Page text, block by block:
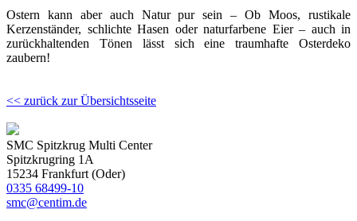
Ostern kann aber auch Natur pur sein – Ob Moos, rustikale
Kerzenständer, schlichte Hasen oder naturfarbene Eier – auch in
zurückhaltenden Tönen lässt sich eine traumhafte Osterdeko
zaubern!
<< zurück zur Übersichtsseite
SMC Spitzkrug Multi Center
Spitzkrugring 1A
15234 Frankfurt (Oder)
0335 68499-10
smc@centim.de